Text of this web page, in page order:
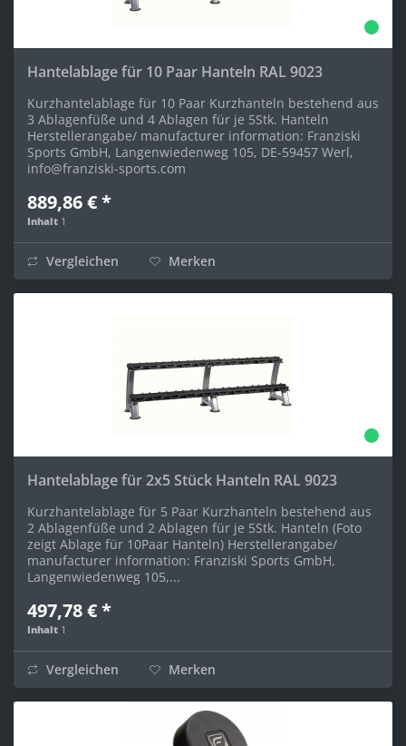
Hantelablage für 10 Paar Hanteln RAL 9023
Kurzhantelablage für 10 Paar Kurzhanteln bestehend aus
3 Ablagenfüße und 4 Ablagen für je 5Stk. Hanteln
Herstellerangabe/ manufacturer information: Franziski
Sports GmbH, Langenwiedenweg 105, DE-59457 Werl,
info@franziski-sports.com
889,86 € *
Inhalt 1
Vergleichen Merken
Hantelablage für 2x5 Stück Hanteln RAL 9023
Kurzhantelablage für 5 Paar Kurzhanteln bestehend aus
2 Ablagenfüße und 2 Ablagen für je 5Stk. Hanteln (Foto
zeigt Ablage für 10Paar Hanteln) Herstellerangabe/
manufacturer information: Franziski Sports GmbH,
Langenwiedenweg 105,...
497,78 € *
Inhalt 1
Vergleichen Merken